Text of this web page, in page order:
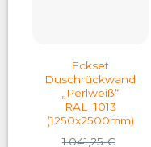
Eckset
Duschrückwand
„Perlweiß“
RAL_1013
(1250x2500mm)
1.041,25€